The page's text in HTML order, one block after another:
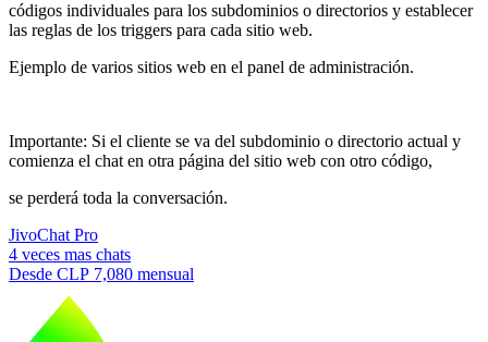
códigos individuales para los subdominios o directorios y establecer
las reglas de los triggers para cada sitio web.
Ejemplo de varios sitios web en el panel de administración.
Importante: Si el cliente se va del subdominio o directorio actual y
comienza el chat en otra página del sitio web con otro código,
se perderá toda la conversación.
JivoChat Pro
4 veces mas chats
Desde CLP 7,080 mensual